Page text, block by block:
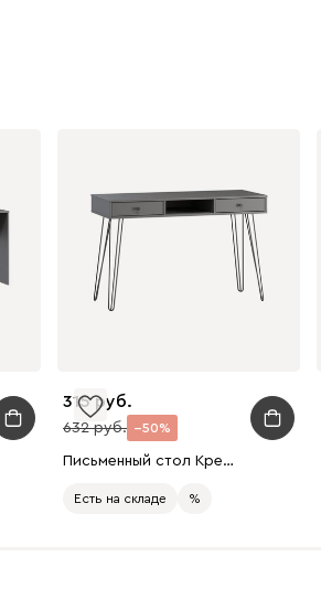
315
632 50
Письменный стол Крейн-1 Grey уценка
Есть на складе %